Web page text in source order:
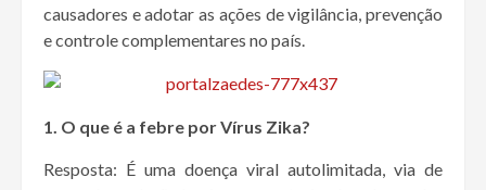
causadores e adotar as ações de vigilância, prevenção
e controle complementares no país.
1. O que é a febre por Vírus Zika?
Resposta: É uma doença viral autolimitada, via de